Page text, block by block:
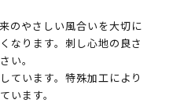
のやさしい風合いを大切に
なります。刺し心地の良さ
い。
ています。特殊加工により
います。